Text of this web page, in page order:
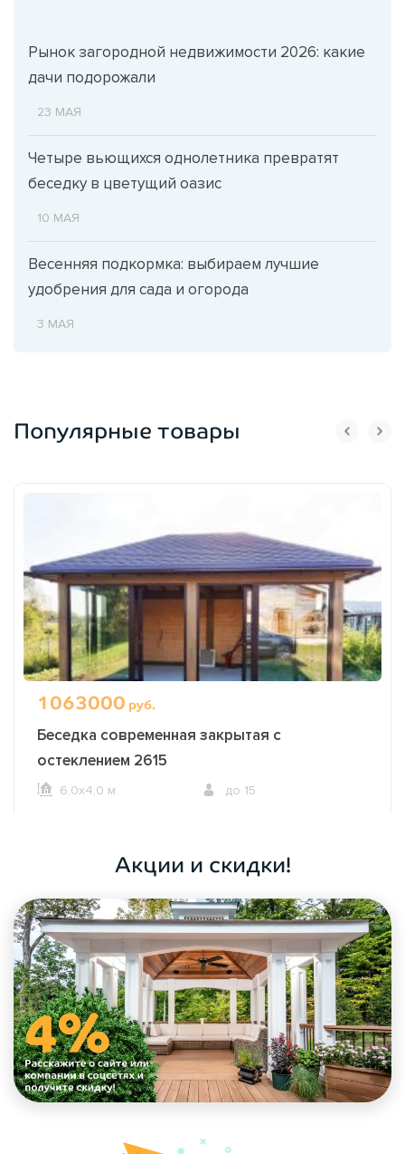
Рынок загородной недвижимости 2026: какие
дачи подорожали
23 МАЯ
Четыре вьющихся однолетника превратят
беседку в цветущий оазис
10 МАЯ
Весенняя подкормка: выбираем лучшие
удобрения для сада и огорода
3 МАЯ
Популярные товары
1063000 руб.
Беседка современная закрытая с
остеклением 2615
6,0х4,0 м. до 15
Акции и скидки!